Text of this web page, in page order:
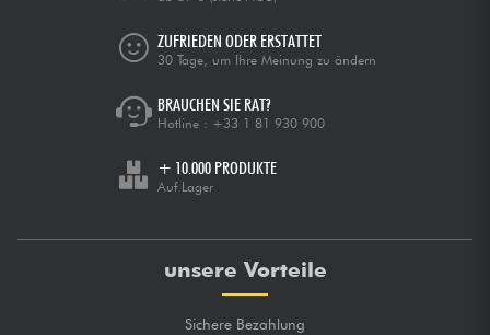
ZUFRIEDEN ODER ERSTATTET
30 Tage, um Ihre Meinung zu ändern
BRAUCHEN SIE RAT?
Hotline : +33 1 81 930 900
+ 10.000 PRODUKTE
Auf Lager
unsere Vorteile
Sichere Bezahlung